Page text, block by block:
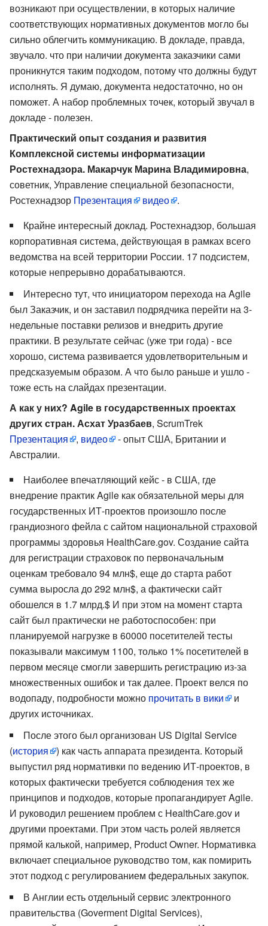
возникают при осуществлении, в которых наличие
соответствующих нормативных документов могло бы
сильно облегчить коммуникацию. В докладе, правда,
звучало. что при наличии документа заказчики сами
проникнутся таким подходом, потому что должны будут
исполнять. Я думаю, документа недостаточно, но он
поможет. А набор проблемных точек, который звучал в
докладе - полезен.
Практический опыт создания и развития
Комплексной системы информатизации
Ростехнадзора. ​Макарчук Марина Владимировна,
советник, Управление специальной безопасности,
Ростехнадзор Презентация видео
.
Крайне интересный доклад. Ростехнадзор, большая
корпоративная система, действующая в рамках всего
ведомства на всей территории России. 17 подсистем,
которые непрерывно дорабатываются.
Интересно тут, что инициатором перехода на Agile
был Заказчик, и он заставил подрядчика перейти на 3-
недельные поставки релизов и внедрить другие
практики. В результате сейчас (уже три года) - все
хорошо, система развивается удовлетворительным и
предсказуемым образом. А что было раньше и ушло -
тоже есть на слайдах презентации.
А как у них? Agile в государственных проектах
других стран. Асхат Уразбаев, ScrumTrek
Презентация
, видео
- опыт США, Британии и
Австралии.
Наиболее впечатляющий кейс - в США, где
внедрение практик Agile как обязательной меры для
государственных ИТ-проектов произошло после
грандиозного фейла с сайтом национальной страховой
программы здоровья HealthCare.gov. Создание сайта
для регистрации страховок по первоначальным
оценкам требовало 94 млн$, еще до старта работ
сумма выросла до 292 млн$, а фактически сайт
обошелся в 1.7 млрд.$ И при этом на момент старта
сайт был практически не работоспособен: при
планируемой нагрузке в 60000 посетителей тесты
показывали максимум 1100, только 1% посетителей в
первом месяце смогли завершить регистрацию из-за
множественных ошибок и так далее. Проект велся по
водопаду, подробности можно прочитать в вики
и
других источниках.
После этого был организован US Digital Service
(история
) как часть аппарата президента. Который
выпустил ряд нормативки по ведению ИТ-проектов, в
которых фактически требуется соблюдения тех же
принципов и подходов, которые пропагандирует Agile.
И руководил решением проблем с HealthCare.gov и
другими проектами. При этом часть ролей является
прямой калькой, например, Product Owner. Нормативка
включает специальное руководство том, как помирить
этот подход с регулированием федеральных закупок.
В Англии есть отдельный сервис электронного
правительства (Goverment Digital Services),